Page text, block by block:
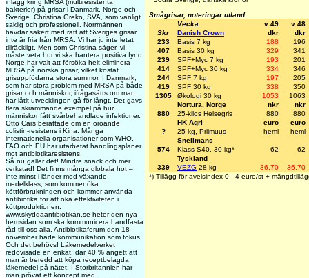
inlägg kring MRSA (multiresistenta
bakterier) på grisar i Danmark, Norge och
Sverige. Christina Greko, SVA, som vanligt
saklig och professionell. Norrmännen
hävdar säkert med rätt att Sveriges grisar
inte är fria från MRSA. Vi har ju inte letat
tillräckligt. Men som Christina säger, vi
måste veta hur vi ska hantera positiva fynd.
Norge har valt att försöka helt eliminera
MRSA på norska grisar, vilket kostat
grisuppfödarna stora summor. I Danmark,
som har stora problem med MRSA på både
grisar och människor, ifrågasätts om man
har låtit utvecklingen gå för långt. Det gavs
flera skrämmande exempel på hur
människor fått svårbehandlade infektioner.
Otto Cars berättade om en oroande
colistin-resistens i Kina. Många
internationella organisationer som WHO,
FAO och EU har utarbetat handlingsplaner
mot antibiotikaresistens.
Så nu gäller det! Mindre snack och mer
verkstad! Det finns många globala hot –
inte minst i länder med växande
medelklass, som kommer öka
köttförbrukningen och kommer använda
antibiotika för att öka effektiviteten i
köttproduktionen.
www.skyddaantibiotikan.se heter den nya
hemsidan som ska kommunicera handfasta
råd till oss alla. Antibiotikaforum den 18
november hade kommunikation som fokus.
Och det behövs! Läkemedelverket
redovisade en enkät, där 40 % angett att
man är beredd att köpa receptbelagda
läkemedel på nätet. I Storbritannien har
man prövat ett koncept med
Smågrisar, noteringar utland
Vecka
v 49
v 48
Skr
Danish Crown dkr
dkr
233
Basis 7 kg 188
196
407
Basis 30 kg 329
341
239
SPF+Myc 7 kg 193
201
414
SPF+Myc 30 kg 334
346
244
SPF 7 kg 197
205
419
SPF 30 kg 338
350
1305
Økologi 30 kg 1053
1063
Nortura, Norge
nkr
nkr
880
25-kilos Helsegris 880
880
HK Agri
euro
euro
?
25-kg, Priimuus heml
heml
Snellmans
574
Klass S40, 30 kg* 62
62
Tyskland
339
VEZG 28 kg 36,70
36,70
*) Tillägg för avelsindex 0 - 4 euro/st +